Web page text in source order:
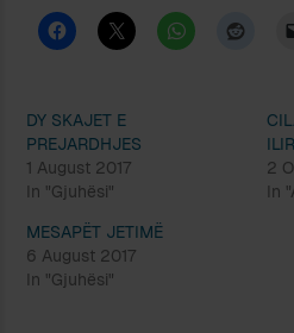
DY SKAJET E
PREJARDHJES
1 August 2017
In "Gjuhësi"
2
In
MESAPËT JETIMË
6 August 2017
In "Gjuhësi"